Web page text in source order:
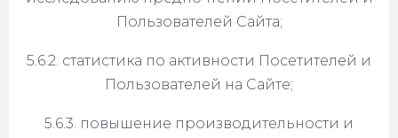
Пользователей Сайта;
5.6.2. статистика по активности Посетителей и
Пользователей на Сайте;
5.6.3. повышение производительности и